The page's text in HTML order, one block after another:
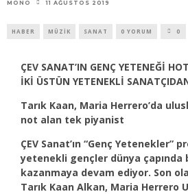
MONO 11 AĞUSTOS 2019
HABER MÜZIK SANAT 0 YORUM 0
ÇEV SANAT’IN GENÇ YETENEĞİ
İKİ ÜSTÜN YETENEKLİ
Tarık Kaan, Maria Herrero’da
not alan tek piyanist
ÇEV Sanat’ın “Genç Yetenekler”
yetenekli gençler dünya çapında
kazanmaya devam ediyor. Son
Tarık Kaan Alkan, Maria Herrero